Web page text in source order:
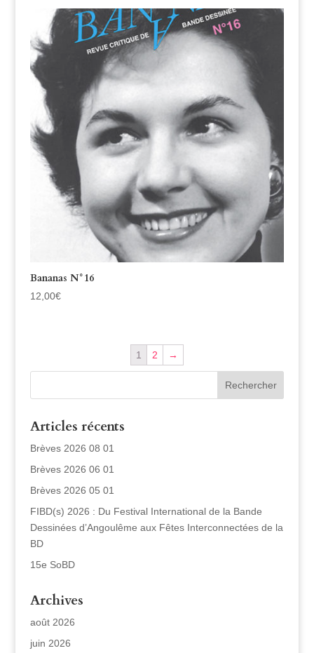
Bananas N°16
12,00€
1 2 →
Articles récents
Brèves 2026 08 01
Brèves 2026 06 01
Brèves 2026 05 01
FIBD(s) 2026 : Du Festival International de la Bande
Dessinées d’Angoulême aux Fêtes Interconnectées de la
BD
15e SoBD
Archives
août 2026
juin 2026